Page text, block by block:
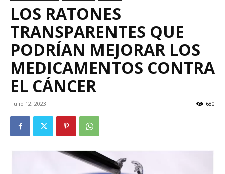
LOS RATONES
TRANSPARENTES QUE
PODRÍAN MEJORAR LOS
MEDICAMENTOS CONTRA
EL CÁNCER
julio 12, 2023 680